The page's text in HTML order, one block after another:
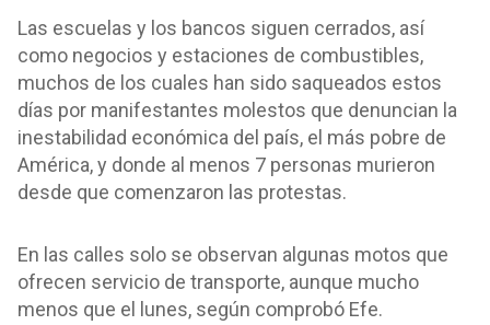
Las escuelas y los bancos siguen cerrados, así
como negocios y estaciones de combustibles,
muchos de los cuales han sido saqueados estos
días por manifestantes molestos que denuncian la
inestabilidad económica del país, el más pobre de
América, y donde al menos 7 personas murieron
desde que comenzaron las protestas.
En las calles solo se observan algunas motos que
ofrecen servicio de transporte, aunque mucho
menos que el lunes, según comprobó Efe.